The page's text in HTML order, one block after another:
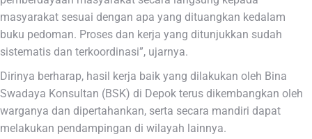
masyarakat sesuai dengan apa yang dituangkan kedalam
buku pedoman. Proses dan kerja yang ditunjukkan sudah
sistematis dan terkoordinasi”, ujarnya.
Dirinya berharap, hasil kerja baik yang dilakukan oleh Bina
Swadaya Konsultan (BSK) di Depok terus dikembangkan oleh
warganya dan dipertahankan, serta secara mandiri dapat
melakukan pendampingan di wilayah lainnya.